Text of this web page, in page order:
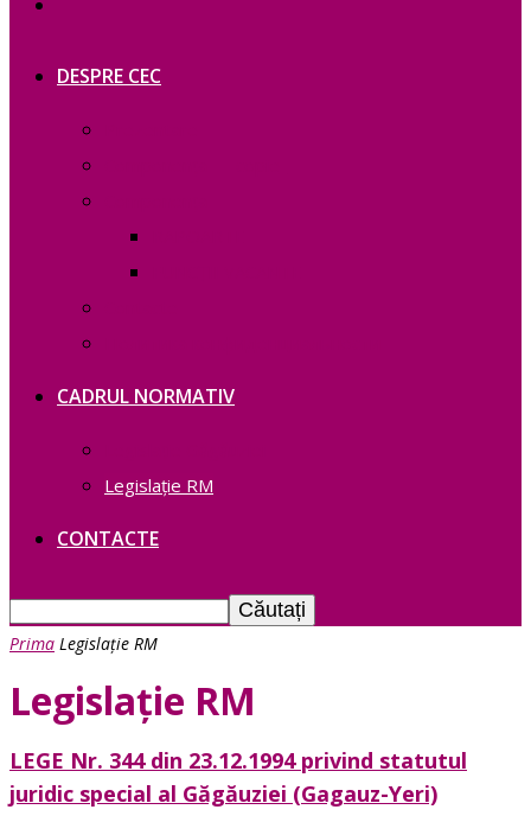
DESPRE CEC
CADRUL NORMATIV
Legislație RM
CONTACTE
Prima Legislație RM
Legislație RM
LEGE Nr. 344 din 23.12.1994 privind statutul
juridic special al Găgăuziei (Gagauz-Yeri)